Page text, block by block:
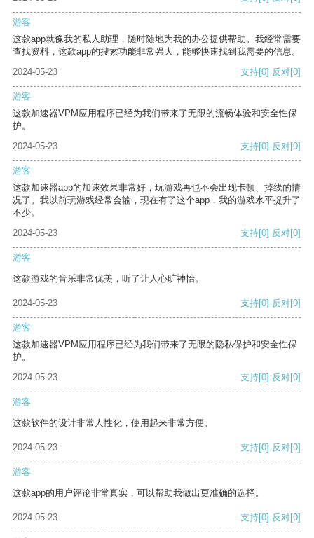
游客
这款app就像我的私人助理，随时随地为我的办公提供帮助。我经常需要
查找资料，这款app的搜索功能非常强大，能够快速找到我需要的信息。
2024-05-23
支持[0] 反对[0]
游客
这款加速器VPM应用程序已经为我们带来了无限的流畅体验和安全性保
护。
2024-05-23
支持[0] 反对[0]
游客
这款加速器app的加速效果非常好，玩游戏再也不会出现卡顿、掉线的情
况了。我以前玩游戏经常会输，现在有了这个app，我的游戏水平提升了
不少。
2024-05-23
支持[0] 反对[0]
游客
这款游戏的音乐非常优美，听了让人心旷神怡。
2024-05-23 支持[0] 反对[0]
游客
这款加速器VPM应用程序已经为我们带来了无限的隐私保护和安全性保
护。
2024-05-23
支持[0] 反对[0]
游客
这款软件的设计非常人性化，使用起来非常方便。
2024-05-23 支持[0] 反对[0]
游客
这款app的用户评论非常真实，可以帮助我做出更准确的选择。
2024-05-23 支持[0] 反对[0]